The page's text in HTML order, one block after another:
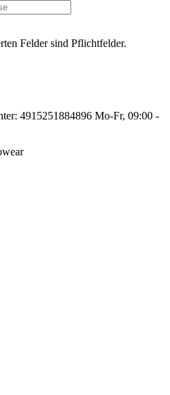
Felder sind Pflichtfelder.
4915251884896 Mo-Fr, 09:00 -